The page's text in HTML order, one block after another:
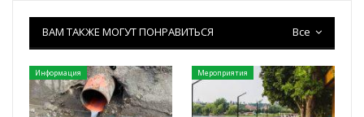
Все
ВАМ ТАКЖЕ МОГУТ ПОНРАВИТЬСЯ
Информация Мероприятия